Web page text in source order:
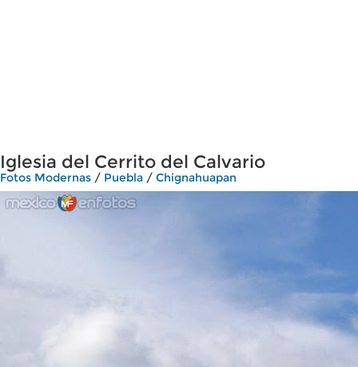
Iglesia del Cerrito del Calvario
Fotos Modernas / Puebla / Chignahuapan